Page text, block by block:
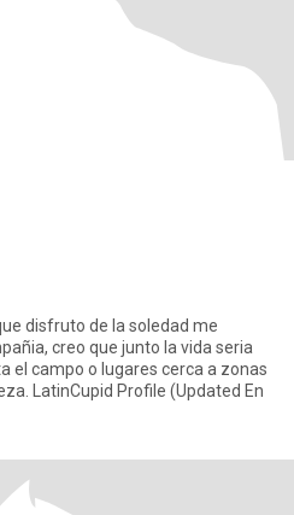
disfruto de la soledad me
creo que junto la vida seria
el campo o lugares cerca a zonas
LatinCupid Profile (Updated En